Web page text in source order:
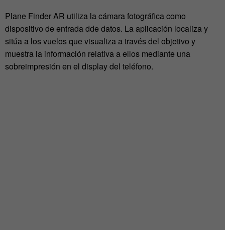
Plane Finder AR utiliza la cámara fotográfica como
dispositivo de entrada dde datos. La aplicación localiza y
sitúa a los vuelos que visualiza a través del objetivo y
muestra la información relativa a ellos mediante una
sobreimpresión en el display del teléfono.